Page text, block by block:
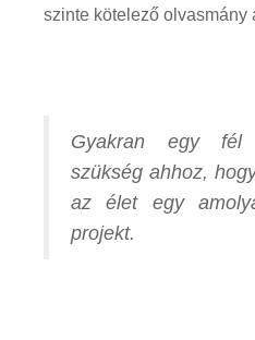
szinte kötelező olvasmány
Gyakran egy fél
szükség ahhoz,
az élet egy
projekt.